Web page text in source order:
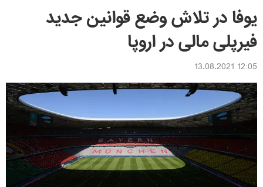
یوفا در تلاش وضع قوانین جدید
فیرپلی مالی در اروپا
12:05 13.08.2021